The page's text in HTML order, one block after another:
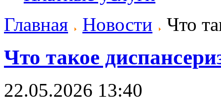
Главная
Новости Что
Что такое
22.05.2026 13:40